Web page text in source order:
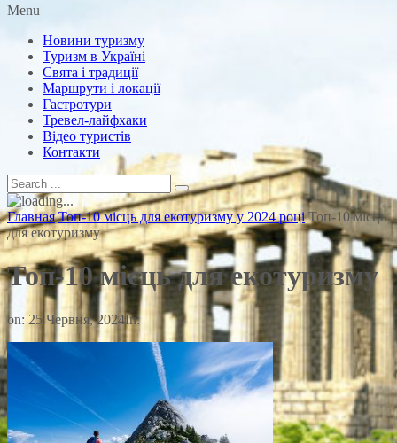
Menu
Новини туризму
Туризм в Україні
Свята і традиції
Маршрути і локації
Гастротури
Тревел-лайфхаки
Відео туристів
Контакти
Главная Топ-10 місць для екотуризму у 2024 році Топ-10 місць
для екотуризму
Топ-10 місць для екотуризму
on: 25 Червня, 2024In: